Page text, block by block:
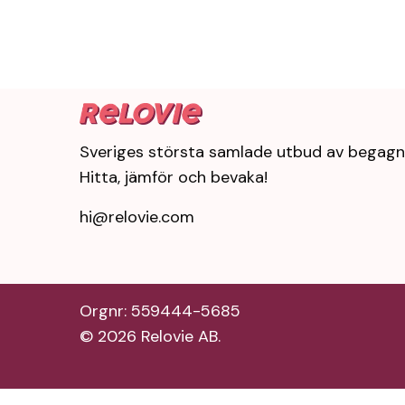
Sveriges största samlade utbud av
Hitta, jämför och bevaka!
hi@relovie.com
Orgnr: 559444-5685
© 2026 Relovie AB.